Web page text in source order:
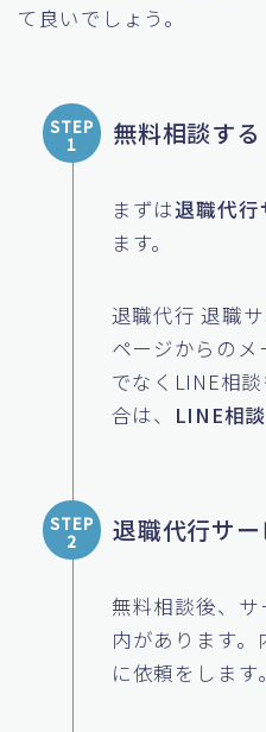
て良いでしょう。
STEP
1 無料相談する
まずは退職代行
ます。
退職代行 退職
ページからの
でなくLINE相
合は、 LINE相
STEP
2 退職代行サ
無料相談後、
内があります
に依頼をします。